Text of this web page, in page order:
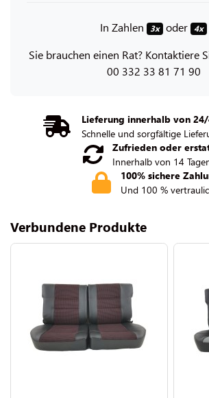
In Zahlen 3x oder 4x
Sie brauchen einen Rat? Kontaktiere
00 332 33 81 71 90
Lieferung innerhalb von
Schnelle und sorgfältige
Zufrieden oder
Innerhalb von 14
100% sichere
Und 100 %
Verbundene Produkte